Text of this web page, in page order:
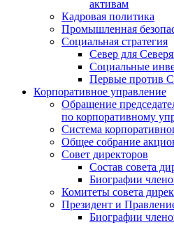
активам
Кадровая политика
Промышленная
Социальная стратегия
Север для
Социальные
Первые против
Корпоративное управление
Обращение
по корпоративному
Система
Общее собрание
Совет директоров
Состав совета
Биографии
Комитеты совета
Президент и
Биографии